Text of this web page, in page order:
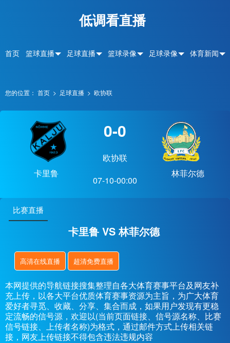
低调看直播
首页 篮球直播 足球直播 篮球录像 足球录像 体育新闻
您的位置： 首页 > 足球直播 > 欧协联
卡里鲁
0-0
欧协联
07-10-00:00
林菲尔德
比赛直播
卡里鲁 VS 林菲尔德
高清在线直播 超清免费直播
本网提供的导航链接搜集整理自各大体育赛事平台及网友补
充上传，以各大平台优质体育赛事资源为主旨，为广大体育
爱好者寻觅、收藏、分享、集合而成，如果用户发现有更稳
定流畅的信号源，欢迎以(当前页面链接、信号源名称、比赛
信号链接、上传者名称)为格式，通过邮件方式上传相关链
接，网友上传链接不得包含违法违规内容